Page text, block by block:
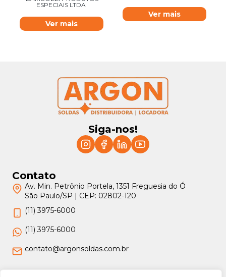
ESPECIAIS LTDA
Ver mais
Ver mais
Siga-nos!
Contato
Av. Min. Petrônio Portela, 1351 Freguesia do Ó
São Paulo/SP | CEP: 02802-120
(11) 3975-6000
(11) 3975-6000
contato@argonsoldas.com.br